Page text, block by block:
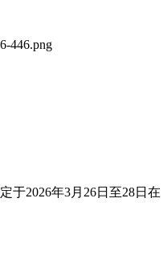
定于2026年3月26日至28日在